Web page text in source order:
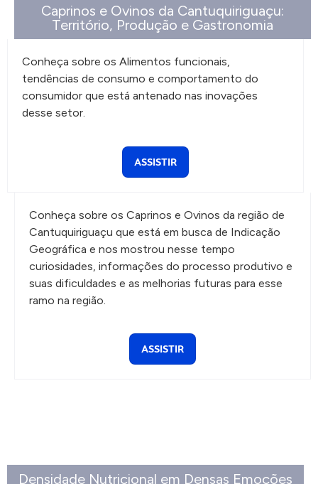
Caprinos e Ovinos da Cantuquiriguaçu:
Território, Produção e Gastronomia
Conheça sobre os Alimentos funcionais,
tendências de consumo e comportamento do
consumidor que está antenado nas inovações
desse setor.
ASSISTIR
Conheça sobre os Caprinos e Ovinos da região de
Cantuquiriguaçu que está em busca de Indicação
Geográfica e nos mostrou nesse tempo
curiosidades, informações do processo produtivo e
suas dificuldades e as melhorias futuras para esse
ramo na região.
ASSISTIR
Densidade Nutricional em Densas Emoções